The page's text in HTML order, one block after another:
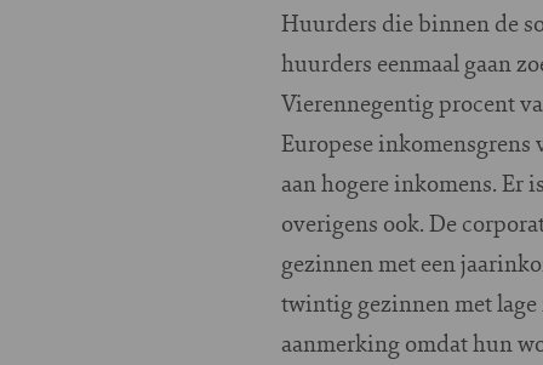
Huurders die binnen de
huurders eenmaal gaan
Vierennegentig procent
Europese
aan hogere inkomens. Er
overigens ook. De
gezinnen met een
twintig gezinnen met
aanmerking omdat hun